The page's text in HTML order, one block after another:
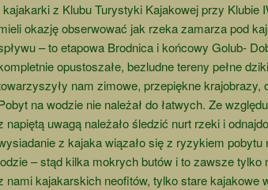
kajakarki z Klubu Turystyki Kajakowej przy
okazję obserwować jak rzeka zamarza pod
– to etapowa Brodnica i końcowy Golub-
opustoszałe, bezludne tereny pełne
nam zimowe, przepiękne
na wodzie nie należał do łatwych. Ze
napiętą uwagą należało śledzić nurt rzeki i
z kajaka wiązało się z ryzykiem
– stąd kilka mokrych butów i to zawsze tylko
nami kajakarskich neofitów, tylko stare kajakowe